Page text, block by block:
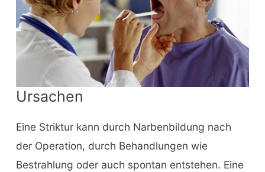
Ursachen
Eine Striktur kann durch Narbenbildung nach
der Operation, durch Behandlungen wie
Bestrahlung oder auch spontan entstehen. Eine